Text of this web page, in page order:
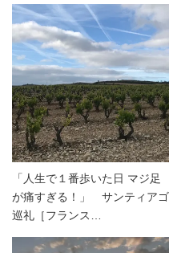
「人生で１番歩いた日 マジ足
が痛すぎる！」 サンティアゴ
巡礼［フランス…